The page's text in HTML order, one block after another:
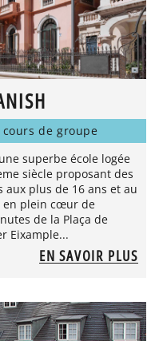
de groupe
superbe école logée
siècle proposant des
aux plus de 16 ans et au
en plein cœur de
de la Plaça de
Eixample...
EN SAVOIR PLUS